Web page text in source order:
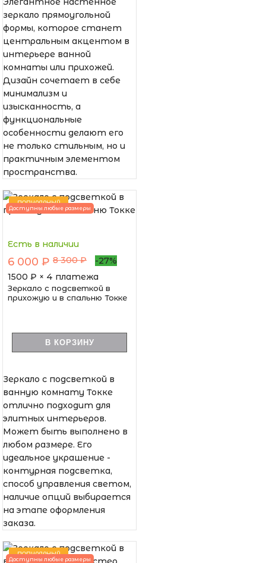
зеркало прямоугольной
формы, которое станет
центральным акцентом в
интерьере ванной
комнаты или прихожей.
Дизайн сочетает в себе
минимализм и
изысканность, а
функциональные
особенности делают его
не только стильным, но и
практичным элементом
пространства.
ПОПУЛЯРНЫЙ
Доступны любые размеры
Есть в наличии
6 000 ₽ 8 300 ₽
-27%
1500 ₽ × 4 платежа
Зеркало с подсветкой в
прихожую и в спальню Токке
В КОРЗИНУ
Зеркало с подсветкой в
ванную комнату Токке
отлично подходит для
элитных интерьеров.
Может быть выполнено в
любом размере. Его
идеальное украшение -
контурная подсветка,
способ управления светом,
наличие опций выбирается
на этапе оформления
заказа.
ПОПУЛЯРНЫЙ
Доступны любые размеры